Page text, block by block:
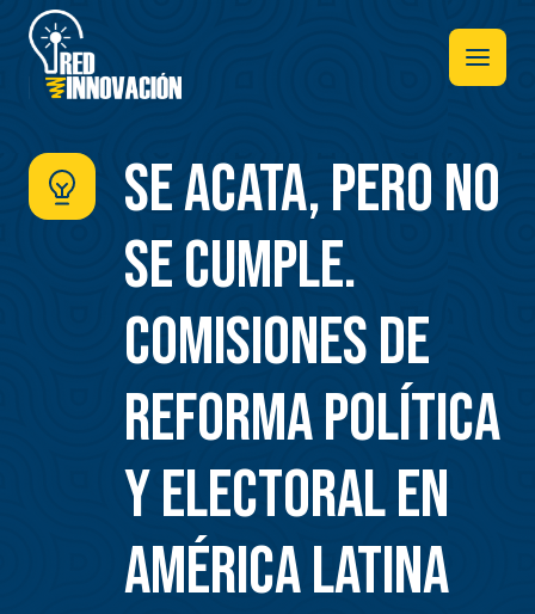
Pasar
contenido
principal
SE ACATA, PERO NO
SE CUMPLE.
COMISIONES DE
REFORMA POLÍTICA
Y ELECTORAL EN
AMÉRICA LATINA